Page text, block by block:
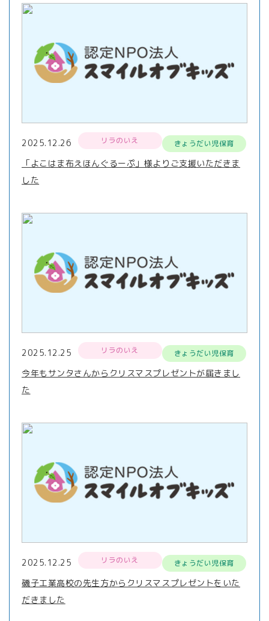
2025.12.26 リラのいえ きょうだい児保育
「よこはま布えほんぐるーぷ」様よりご支援いただきま
した
2025.12.25 リラのいえ きょうだい児保育
今年もサンタさんからクリスマスプレゼントが届きまし
た
2025.12.25 リラのいえ きょうだい児保育
磯子工業高校の先生方からクリスマスプレゼントをいた
だきました